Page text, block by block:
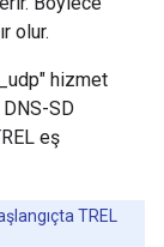
olur.
hizmet
DNS-SD
eş
TREL